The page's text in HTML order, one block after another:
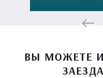
ВЫ МОЖЕТЕ